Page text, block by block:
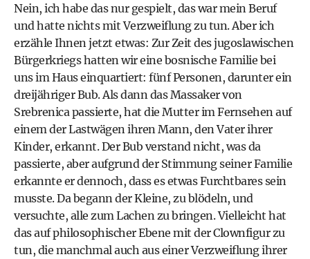
Nein, ich habe das nur gespielt, das war mein Beruf
und hatte nichts mit Verzweiflung zu tun. Aber ich
erzähle Ihnen jetzt etwas: Zur Zeit des jugoslawischen
Bürgerkriegs hatten wir eine bosnische Familie bei
uns im Haus einquartiert: fünf Personen, darunter ein
dreijähriger Bub. Als dann das Massaker von
Srebrenica passierte, hat die Mutter im Fernsehen auf
einem der Lastwägen ihren Mann, den Vater ihrer
Kinder, erkannt. Der Bub verstand nicht, was da
passierte, aber aufgrund der Stimmung seiner Familie
erkannte er dennoch, dass es etwas Furchtbares sein
musste. Da begann der Kleine, zu blödeln, und
versuchte, alle zum Lachen zu bringen. Vielleicht hat
das auf philosophischer Ebene mit der Clownfigur zu
tun, die manchmal auch aus einer Verzweiflung ihrer